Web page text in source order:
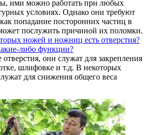
ими можно работать при любых
условиях. Однако они требуют
попадание посторонних частиц в
послужить причиной их поломки.
ножей и ножниц есть отверстия?
либо функции?
они служат для закрепления
шлифовке и т.д. В некоторых
для снижения общего веса